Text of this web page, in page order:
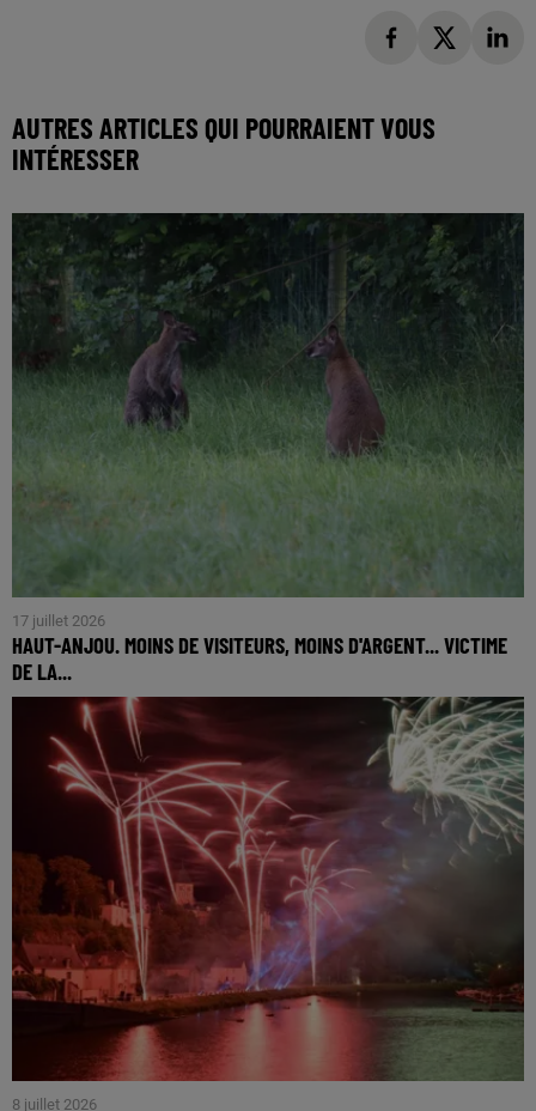
AUTRES ARTICLES QUI POURRAIENT VOUS
INTÉRESSER
17 juillet 2026
HAUT-ANJOU. MOINS DE VISITEURS, MOINS D'ARGENT... VICTIME
DE LA...
8 juillet 2026